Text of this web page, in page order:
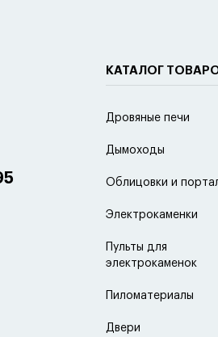
КАТАЛОГ
Дровяные печи
Дымоходы
Облицовки и
Электрокаменки
Пульты для
электрокаменок
Пиломатериалы
Двери